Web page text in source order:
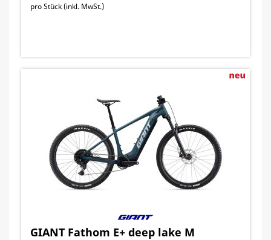
pro Stück (inkl. MwSt.)
GIANT Fathom E+ deep lake M